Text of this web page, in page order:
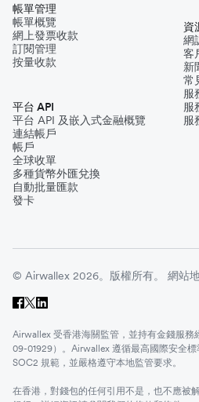
帳單管理
帳單概覽
網上發票收款
訂閱管理
按量收款
平台 API
平台 API 及嵌入式金融概覽
連結帳戶
帳戶
全球收單
多種貨幣外匯兌換
自動批量匯款
發卡
資
網
客
新
常
服
服
服
© Airwallex 2026。版權所有。 網站
Airwallex 受香港海關監管，並持有金錢服務
09-01929）。Airwallex 遵循最高國際安全標
SOC2 規範，並嚴格遵守本地監管要求。
在香港，對錢包的任何引用不是，也不應被